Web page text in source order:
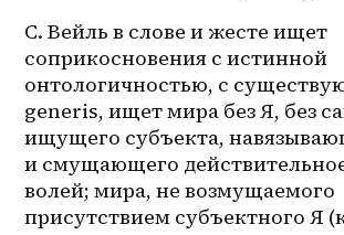
С. Вейль в слове и жесте ищет
соприкосновения с истинной
онтологичностью, с
generis, ищет мира без Я, без
ищущего субъекта,
и смущающего
волей; мира, не возмущаемого
присутствием субъектного Я